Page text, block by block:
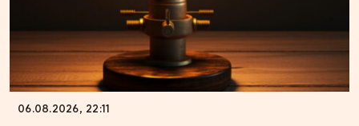
06.08.2026, 22:11